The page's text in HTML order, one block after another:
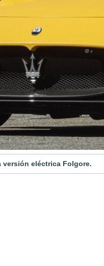
versión eléctrica Folgore.